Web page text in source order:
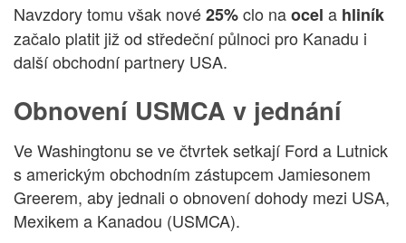
Navzdory tomu však nové25%clo naocel a hliník
začalo platit již od středeční půlnoci pro Kanadu i
další obchodní partnery USA.
Obnovení USMCA v jednání
Ve Washingtonu se ve čtvrtek setkají Ford a Lutnick
s americkým obchodním zástupcem Jamiesonem
Greerem, aby jednali o obnovení dohody mezi USA,
Mexikem a Kanadou (USMCA).